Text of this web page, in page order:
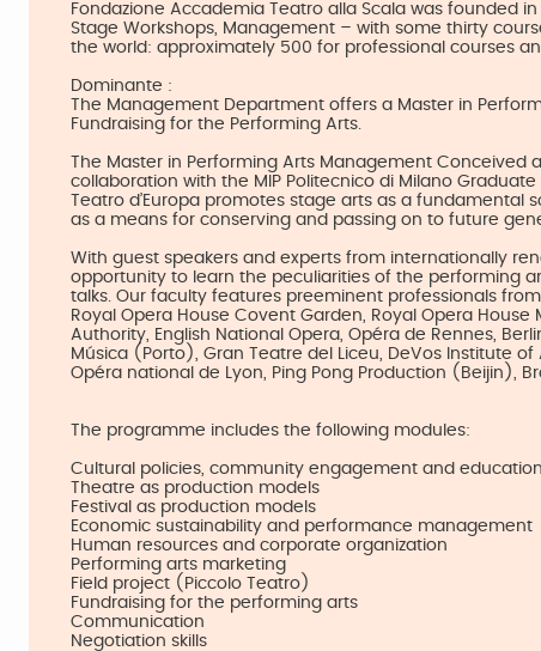
Fondazione Accademia Teatro alla Scala was founded
Stage Workshops, Management – with some thirty
the world: approximately 500 for professional courses
Dominante :
The Management Department offers a Master in
Fundraising for the Performing Arts.
The Master in Performing Arts Management
collaboration with the MIP Politecnico di Milano
Teatro d’Europa promotes stage arts as a
as a means for conserving and passing on to future
With guest speakers and experts from internationally
opportunity to learn the peculiarities of the performing
talks. Our faculty features preeminent professionals
Royal Opera House Covent Garden, Royal Opera
Authority, English National Opera, Opéra de Rennes,
Música (Porto), Gran Teatre del Liceu, DeVos Institute
Opéra national de Lyon, Ping Pong Production (Beijin),
The programme includes the following modules:
Cultural policies, community engagement and education
Theatre as production models
Festival as production models
Economic sustainability and performance management
Human resources and corporate organization
Performing arts marketing
Field project (Piccolo Teatro)
Fundraising for the performing arts
Communication
Negotiation skills